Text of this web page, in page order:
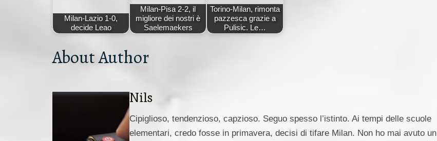
Milan-Lazio 1-0,
decide Leao
Milan-Pisa 2-2, il
migliore dei nostri è
Saelemaekers
Torino-Milan, rimonta
pazzesca grazie a
Pulisic. Le…
About Author
Nils
Cipiglioso, tendenzioso, capzioso. Seguo spesso l’istinto. Ai tempi delle scuole
elementari, credo fosse in primavera, decisi di tifare Milan. Non ho mai avuto un